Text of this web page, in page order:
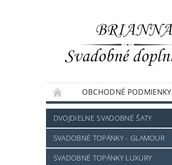
OBCHODNÉ PODMIENKY
NAPÍŠTE NÁM
DVOJDIELNE SVADOBNÉ ŠATY
SVADOBNÉ TOPÁNKY - GLAMOUR
SVADOBNÉ TOPÁNKY LUXURY